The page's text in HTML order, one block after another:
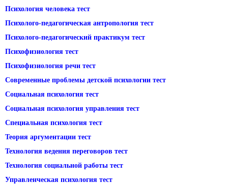
Психология человека тест
Психолого-педагогическая антропология тест
Психолого-педагогический практикум тест
Психофизиология тест
Психофизиология речи тест
Современные проблемы детской психологии тест
Социальная психология тест
Социальная психология управления тест
Специальная психология тест
Теория аргументации тест
Технология ведения переговоров тест
Технология социальной работы тест
Управленческая психология тест